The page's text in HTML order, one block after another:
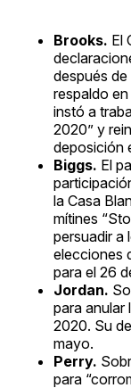
Brooks. El
después
respaldo
instó a
2020” y
deposición
Biggs. El
la Casa
mítines
persuadir a
elecciones
para el 26
Jordan.
para anular
2020. Su
mayo.
Perry.
para